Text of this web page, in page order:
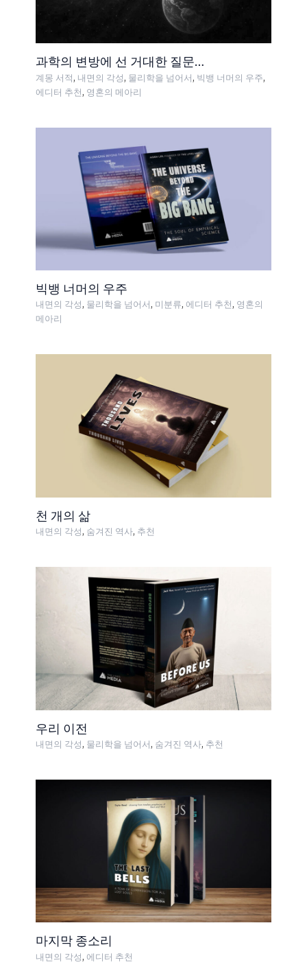
과학의 변방에 선 거대한 질문…
계몽 서적, 내면의 각성, 물리학을 넘어서, 빅뱅 너머의 우주,
에디터 추천, 영혼의 메아리
빅뱅 너머의 우주
내면의 각성, 물리학을 넘어서, 미분류, 에디터 추천, 영혼의
메아리
천 개의 삶
내면의 각성, 숨겨진 역사, 추천
우리 이전
내면의 각성, 물리학을 넘어서, 숨겨진 역사, 추천
마지막 종소리
내면의 각성, 에디터 추천